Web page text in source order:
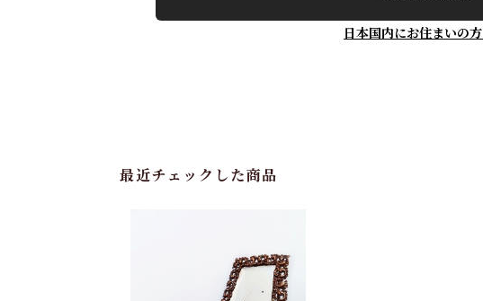
日本国内にお住まいの
最近チェックした商品